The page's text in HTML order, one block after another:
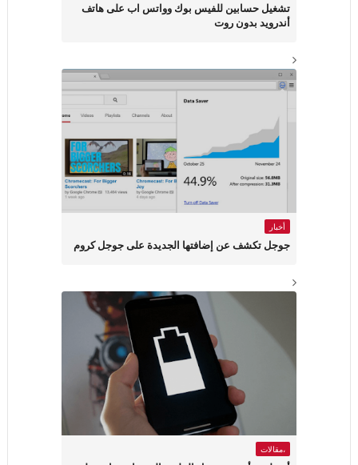
تشغيل حسابين للفيس بوك وواتس اب على هاتف
أندرويد بدون روت
أخبار
جوجل تكشف عن إضافتها الجديدة على جوجل كروم
،مقالات